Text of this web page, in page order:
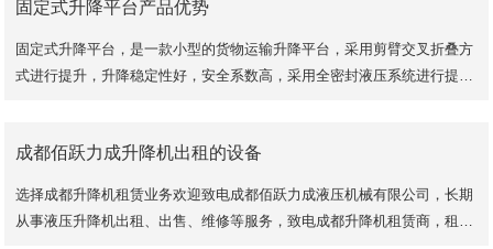
固定式升降平台产品优势
固定式升降平台，是一款小型的货物运输升降平台，采用剪臂交叉折叠方
式进行提升，升降稳定性好，安全系数高，采用全密封液压系统进行提
成都佰跃力成升降机出租的设备
选择成都升降机租赁业务欢迎致电成都佰跃力成液压机械有限公司，长期
从事液压升降机出租、出售、维修等服务，致电成都升降机租赁商，租赁